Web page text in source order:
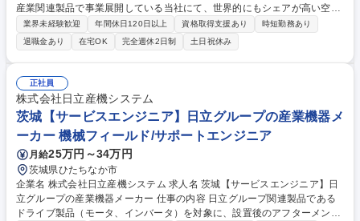
産業関連製品で事業展開している当社にて、世界的にもシェアが高い空気
圧縮機のサービスエンジニア業務をお任せいたします。 【業務内容】■顧
客先に設置されている空気圧縮機について、設置後のアフターメンテナン
ス対応(保守メンテナンス対応、修理・更新計画の提案等)※建物への建設
改変等の実作業は発生致しません。【働き方】原則土日祝休みで昼時間帯
のフレックス勤務になりますが、お客様からの要望でまれに土日出勤や夜
間対応がございます。ただし、その場合でも勤務時間調整等、勤怠管理を
徹底しております。 募集職種 茨城【サービスエンジニア(空気圧縮機)】日
立グループの産業機器メーカー
業界未経験歓迎 年間休日120日以上 資格取得支援あり
時短勤務あり
退職金あり
在宅OK 完全週休2日制 土日祝休み
正社員
株式会社日立産機システム
茨城【サービスエンジニア】日立グループの産業機器メ
ーカー 機械フィールド/サポートエンジニア
月給25万円～34万円
茨城県ひたちなか市
企業名 株式会社日立産機システム 求人名 茨城【サービスエンジニア】日
立グループの産業機器メーカー 仕事の内容 日立グループ関連製品である
ドライブ製品（モータ、インバータ）を対象に、設置後のアフターメンテ